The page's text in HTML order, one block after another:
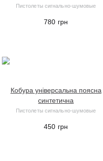
Пистолеты сигнально-шумовые
780 грн
Кобура універсальна поясна
синтетична
Пистолеты сигнально-шумовые
450 грн